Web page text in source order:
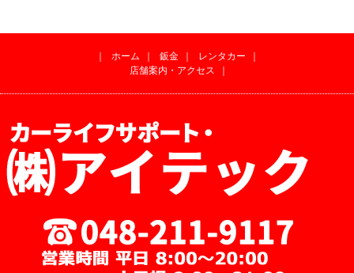
｜ ホーム ｜ 鈑金 ｜ レンタカー
｜
店舗案内・アクセス
｜